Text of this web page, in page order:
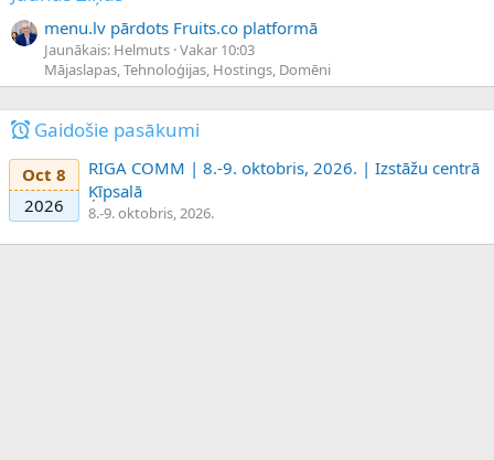
menu.lv pārdots Fruits.co platformā
Jaunākais: Helmuts Vakar 10:03
Mājaslapas, Tehnoloģijas, Hostings, Domēni
Gaidošie pasākumi
Oct 8
2026
RIGA COMM | 8.-9. oktobris, 2026. | Izstāžu centrā
Ķīpsalā
8.-9. oktobris, 2026.